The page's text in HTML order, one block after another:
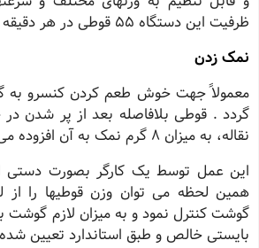
ظرفیت این دستگاه 55 قوطى در هر دقیقه می باشد .
نمک زدن
معمولاً جهت خوش طعم کردن کنسرو
گردد . قوطى بلافاصله بعد از پر شدن در
نقاله، به میزان 8 گرم نمک به آن افزوده مى شود .
این عمل توسط یک کارگر بصورت دستى
همین لحظه مى توان وزن قوطیها را از
گوشت کنترل نمود و به میزان لازم گوشت
بایستى خالص و طبق استاندارد تعیین